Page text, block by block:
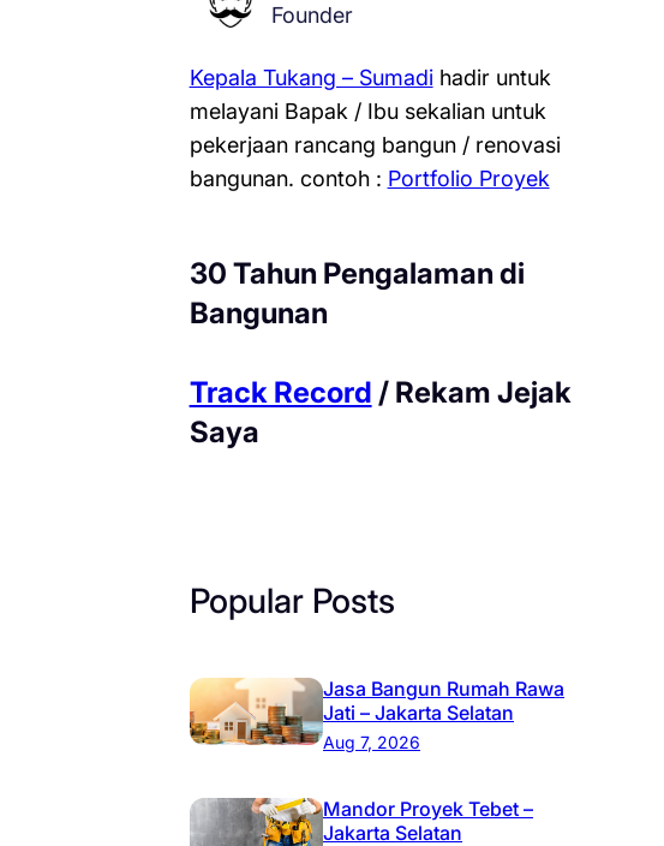
Founder
Kepala Tukang – Sumadihadir untuk
melayani Bapak / Ibu sekalian untuk
pekerjaan rancang bangun / renovasi
bangunan. contoh : Portfolio Proyek
30 Tahun Pengalaman di
Bangunan
Track Record / Rekam Jejak
Saya
Popular Posts
Jasa Bangun Rumah Rawa
Jati – Jakarta Selatan
Aug 7, 2026
Mandor Proyek Tebet –
Jakarta Selatan